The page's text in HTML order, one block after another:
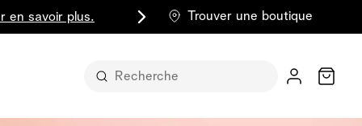
en savoir plus. Trouver une boutique
Chariot